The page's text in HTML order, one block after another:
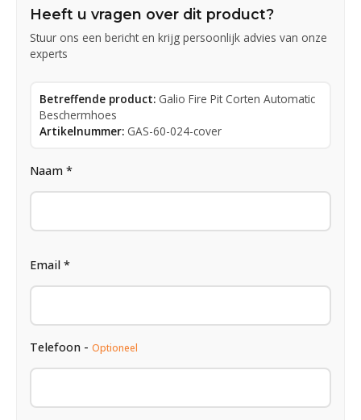
Heeft u vragen over dit product?
Stuur ons een bericht en krijg persoonlijk advies van onze
experts
Betreffende product: Galio Fire Pit Corten Automatic
Beschermhoes
Artikelnummer: GAS-60-024-cover
Naam *
Email *
Telefoon - Optioneel